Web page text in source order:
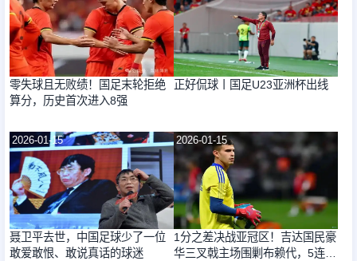
零失球且无败绩！国足末轮拒绝
算分，历史首次进入8强
正好侃球丨国足U23亚洲杯出线
2026-01-15
聂卫平去世，中国足球少了一位
敢爱敢恨、敢说真话的球迷
2026-01-15
1分之差决战亚冠区！吉达国民豪
华三叉戟主场围剿布赖代，5连杀